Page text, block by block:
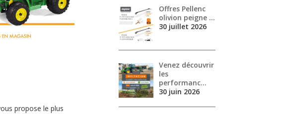
propose le plus
Offres Pellenc
olivion peigne …
30 juillet 2026
Venez découvrir
les
performanc…
30 juin 2026